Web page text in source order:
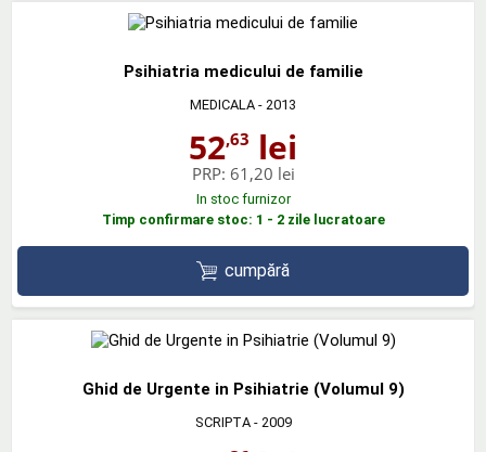
Psihiatria medicului de familie
MEDICALA - 2013
52,63 lei
PRP: 61,20 lei
In stoc furnizor
Timp confirmare stoc: 1 - 2 zile lucratoare
cumpără
Ghid de Urgente in Psihiatrie (Volumul 9)
SCRIPTA- 2009